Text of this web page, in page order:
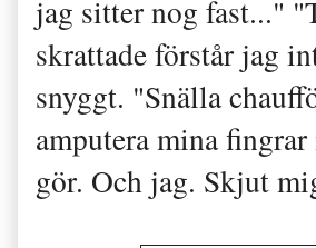
jag sitter nog fast..."
skrattade förstår jag
snyggt. "Snälla
amputera mina
gör. Och jag. Skjut